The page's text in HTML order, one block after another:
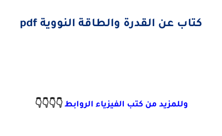
كتاب عن القدرة والطاقة النووية pdf
وللمزيد من كتب الفيزياء الروابط 👇👇👇👇